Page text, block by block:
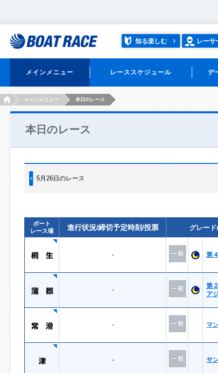
知る楽しむ レーサ
メインメニュー レーススケジュール デ
HOMEメインメニュー 本日のレース
本日のレース
5月26日のレース
ボート
レース場
進行状況/締切予定時刻/投票 グレー
- 第
-
第
ア
- マ
- サ